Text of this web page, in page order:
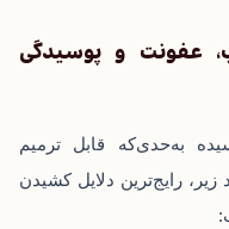
عفونت و پوسیدگی
به‌حدی‌که قابل‌ ترمیم
زیر، رایج‌ترین دلایل کشیدن